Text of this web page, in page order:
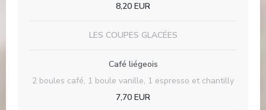
8,20 EUR
LES COUPES GLACÉES
Café liégeois
2 boules café, 1 boule vanille, 1 espresso et chantilly
7,70 EUR